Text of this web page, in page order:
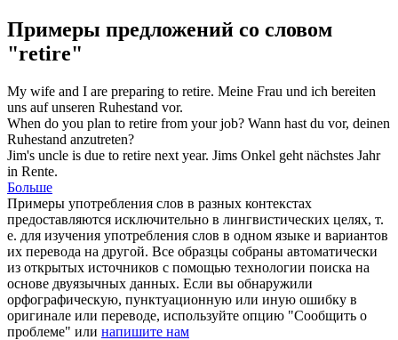
Примеры предложений со словом
"retire"
My wife and I are preparing to retire. Meine Frau und ich bereiten
uns auf unseren Ruhestand vor.
When do you plan to retire from your job? Wann hast du vor, deinen
Ruhestand anzutreten?
Jim's uncle is due to retire next year. Jims Onkel geht nächstes Jahr
in Rente.
Больше
Примеры употребления слов в разных контекстах
предоставляются исключительно в лингвистических целях, т.
е. для изучения употребления слов в одном языке и вариантов
их перевода на другой. Все образцы собраны автоматически
из открытых источников с помощью технологии поиска на
основе двуязычных данных. Если вы обнаружили
орфографическую, пунктуационную или иную ошибку в
оригинале или переводе, используйте опцию "Сообщить о
проблеме" или напишите нам